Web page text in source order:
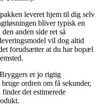
leveret hjem til dig selv
bliver typisk en
anden side ret så
vil dog altid
forudsætter at du har bopæl
er jo rigtig
ordren om få sekunder,
det estimerede